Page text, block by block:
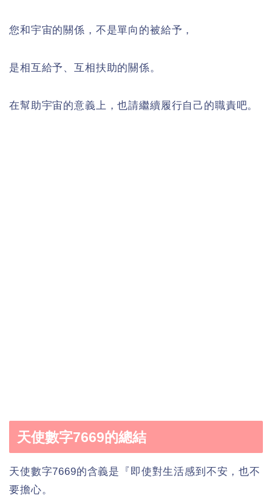
您和宇宙的關係，不是單向的被給予，
是相互給予、互相扶助的關係。
在幫助宇宙的意義上，也請繼續履行自己的職責吧。
天使數字7669的總結
天使數字7669的含義是『即使對生活感到不安，也不
要擔心。